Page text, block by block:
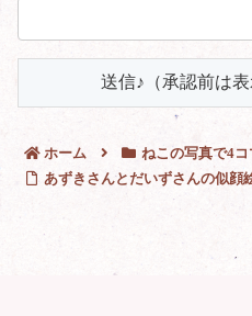
ホーム ねこの写真で4コ
あずきさんとだいずさんの似顔